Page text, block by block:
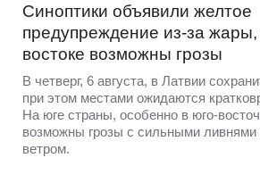
Синоптики объявили желтое
предупреждение из-за
востоке возможны грозы
В четверг, 6 августа, в Латвии
при этом местами ожидаются
На юге страны, особенно в юго-
возможны грозы с сильными
ветром.